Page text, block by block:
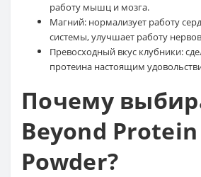
работу мышц и мозга.
Магний: нормализует работу
системы, улучшает работу
Превосходный вкус клубники:
протеина настоящим
Почему
Beyond Protein
Powder?